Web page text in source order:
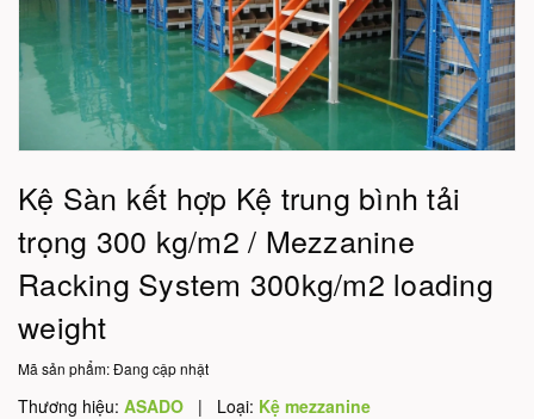
Kệ Sàn kết hợp Kệ trung bình tải
trọng 300 kg/m2 / Mezzanine
Racking System 300kg/m2 loading
weight
Mã sản phẩm:Đang cập nhật
Thương hiệu: ASADO | Loại: Kệ mezzanine